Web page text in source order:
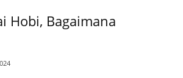
Hobi, Bagaimana